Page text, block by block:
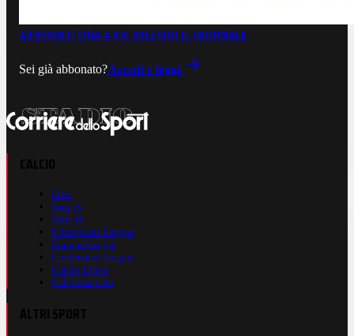
ABBONATI ORA A €0,99LEGGI IL GIORNALE
Sei già abbonato?Accedi e leggi
Live
Serie A
Serie B
Champions League
Europa League
Conference League
Calcio Estero
Calciomercato